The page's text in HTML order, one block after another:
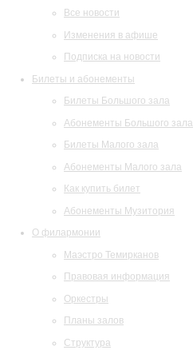
Все новости
Изменения в афише
Подписка на новости
Билеты и абонементы
Билеты Большого зала
Абонементы Большого зала
Билеты Малого зала
Абонементы Малого зала
Как купить билет
Абонементы Музитория
О филармонии
Маэстро Темирканов
Правовая информация
Оркестры
Планы залов
Структура